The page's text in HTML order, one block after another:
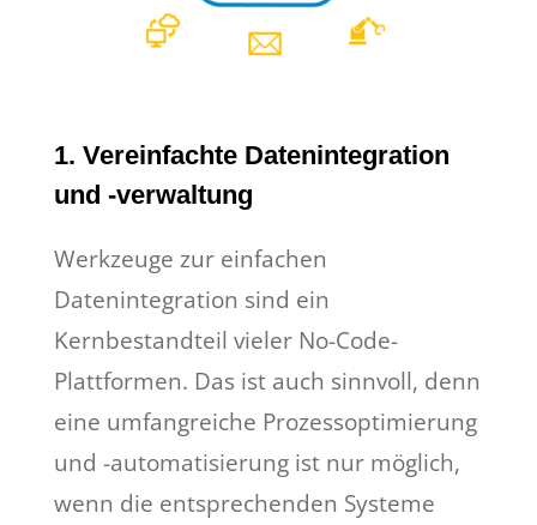
1. Vereinfachte Datenintegration
und -verwaltung
Werkzeuge zur einfachen
Datenintegration sind ein
Kernbestandteil vieler No-Code-
Plattformen. Das ist auch sinnvoll, denn
eine umfangreiche Prozessoptimierung
und -automatisierung ist nur möglich,
wenn die entsprechenden Systeme